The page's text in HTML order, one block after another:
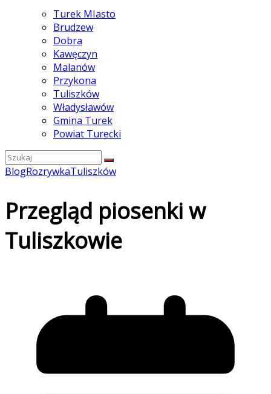
Turek MIasto
Brudzew
Dobra
Kawęczyn
Malanów
Przykona
Tuliszków
Władysławów
Gmina Turek
Powiat Turecki
BlogRozrywkaTuliszków
Przegląd piosenki w
Tuliszkowie